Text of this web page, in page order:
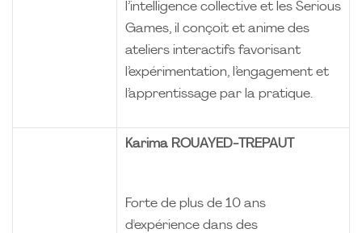
l’intelligence collective et les Serious
Games, il conçoit et anime des
ateliers interactifs favorisant
l’expérimentation, l’engagement et
l’apprentissage par la pratique.
Karima ROUAYED-TREPAUT
Forte de plus de 10 ans
d'expérience dans des